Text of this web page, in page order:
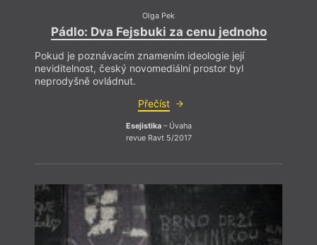
Olga Pek
Pádlo: Dva Fejsbuki za cenu jednoho
Pokud je poznávacím znamením ideologie její
neviditelnost, český novomediální prostor byl
neprodyšně ovládnut.
Přečíst
Esejistika– Úvaha
revue Ravt 5/2017